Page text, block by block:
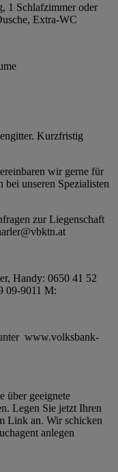
1 Schlafzimmer oder
Extra-WC
Kurzfristig
wir gerne für
bei unseren Spezialisten
zur Liegenschaft
Handy: 0650 41 52
09-9011 M:
unter www.volksbank-
über geeignete
Legen Sie jetzt Ihren
Link an. Wir schicken
anlegen